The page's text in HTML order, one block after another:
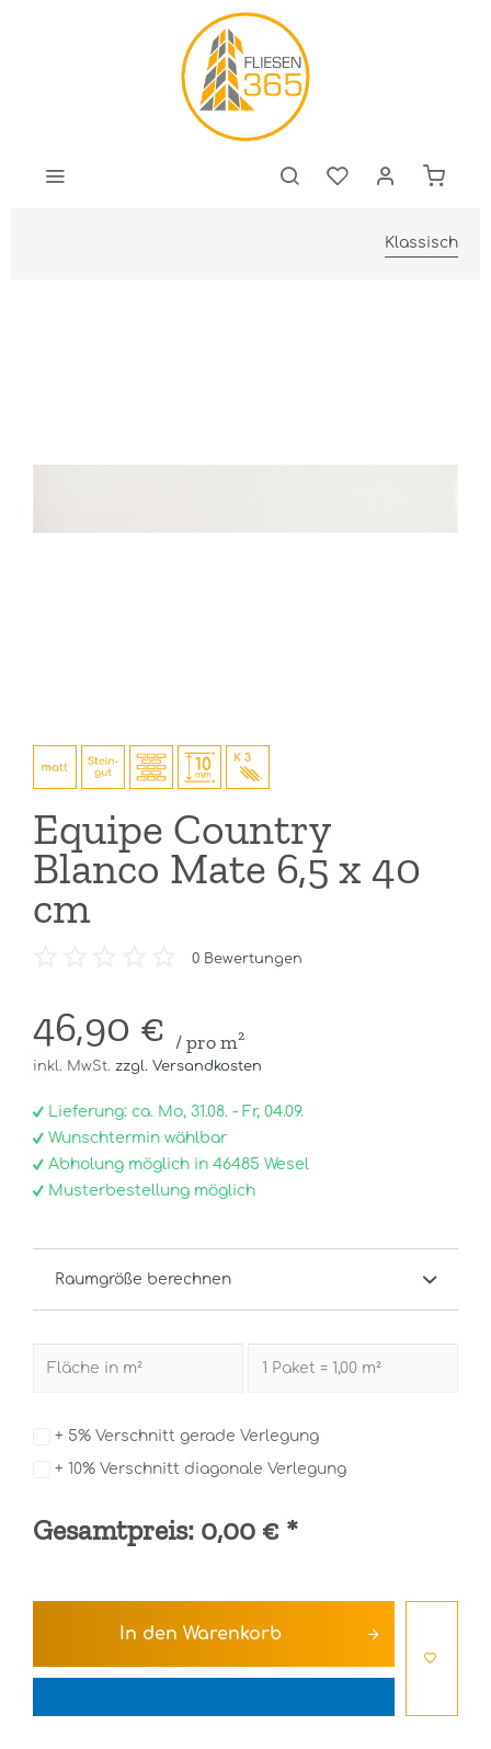
Klassisch
Equipe Country
Blanco Mate 6,5 x 40
cm
0 Bewertungen
46,90 € / pro m²
inkl. MwSt. zzgl. Versandkosten
Lieferung: ca. Mo, 31.08. - Fr, 04.09.
Wunschtermin wählbar
Abholung möglich in 46485 Wesel
Musterbestellung möglich
Raumgröße berechnen
+ 5% Verschnitt gerade Verlegung
+ 10% Verschnitt diagonale Verlegung
Gesamtpreis: 0,00 € *
In den Warenkorb